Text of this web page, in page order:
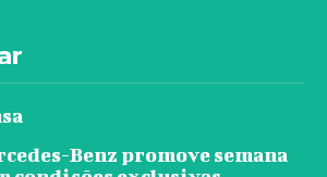
Benz promove semana